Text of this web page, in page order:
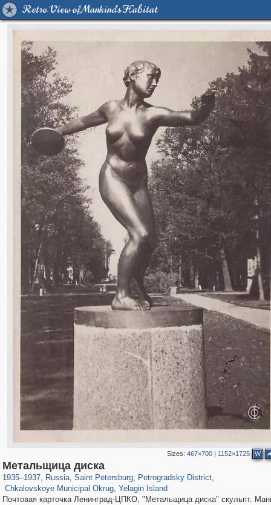
Retro View of Mankind's Habitat
Sizes: 467×700| 1152×1725 W
Метальщица диска
1935–1937, Russia
1,407,206
, Saint Petersburg
197,232 5,714
, Petrogradsky District,
Chkalovskoye Municipal Okrug
7,591 101
, Yelagin Island
2,348 14
Почтовая карточка Ленинград-ЦПКО, "Метальщица диска" скульпт.